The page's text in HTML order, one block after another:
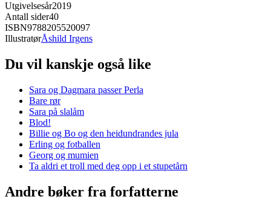
Utgivelsesår2019
Antall sider40
ISBN9788205520097
IllustratørÅshild Irgens
Du vil kanskje også like
Sara og Dagmara passer Perla
Bare rør
Sara på slalåm
Blod!
Billie og Bo og den heidundrandes jula
Erling og fotballen
Georg og mumien
Ta aldri et troll med deg opp i et stupetårn
Andre bøker fra forfatterne